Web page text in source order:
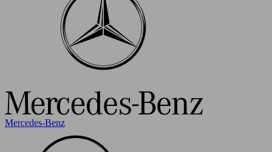
Mercedes-Benz